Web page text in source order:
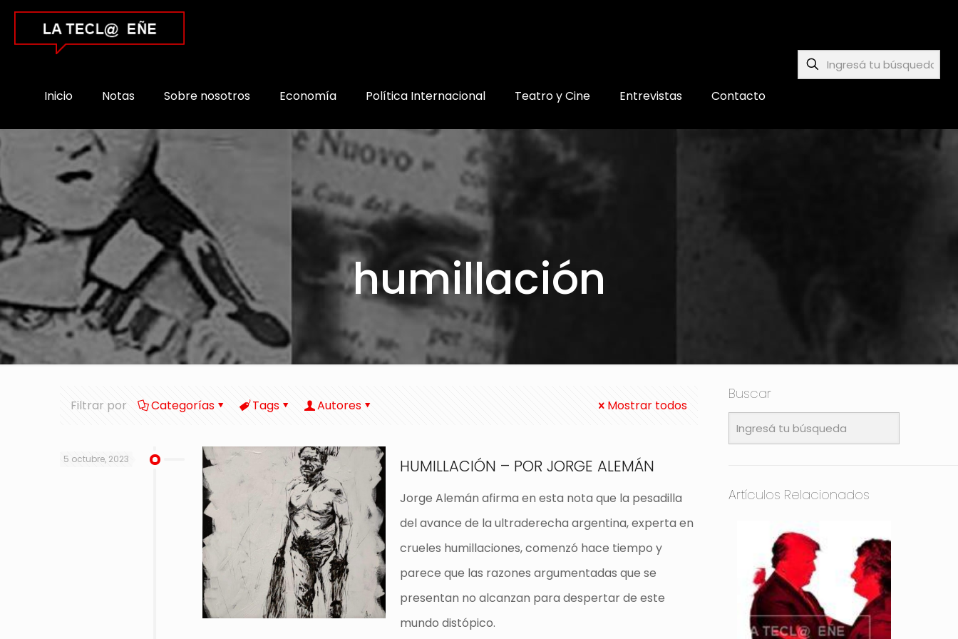
Inicio Notas Sobre nosotros Economía Política Internacional Teatro y Cine Entrevistas Contacto
humillación
Filtrar por Categorías Tags Autores Mostrar todos
5 octubre, 2023 HUMILLACIÓN – POR JORGE ALEMÁN
Jorge Alemán afirma en esta nota que la pesadilla
del avance de la ultraderecha argentina, experta en
crueles humillaciones, comenzó hace tiempo y
parece que las razones argumentadas que se
presentan no alcanzan para despertar de este
mundo distópico.
Buscar
Artículos Relacionados